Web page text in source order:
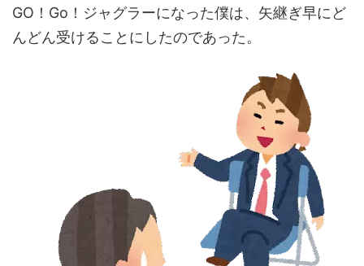
GO！Go！ジャグラーになった僕は、矢継ぎ早にど
んどん受けることにしたのであった。